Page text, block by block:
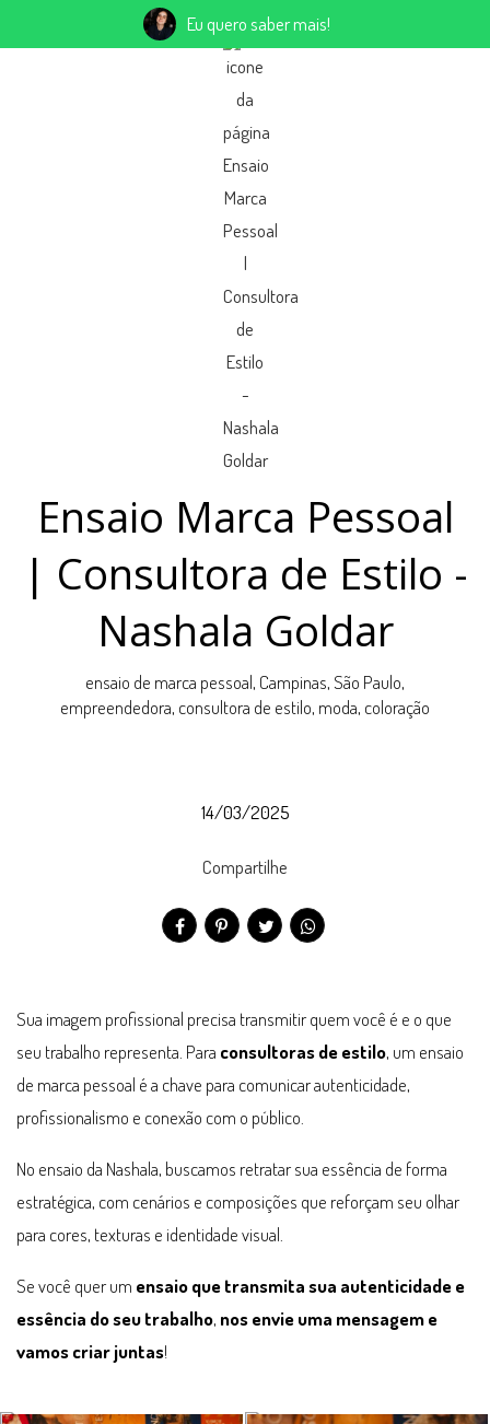
Ensaio Marca Pessoal
| Consultora de Estilo -
Nashala Goldar
ensaio de marca pessoal, Campinas, São Paulo,
empreendedora, consultora de estilo, moda, coloração
14/03/2025
Compartilhe
Sua imagem profissional precisa transmitir quem você é e o que
seu trabalho representa. Para consultoras de estilo, um ensaio
de marca pessoal é a chave para comunicar autenticidade,
profissionalismo e conexão com o público.
No ensaio da Nashala, buscamos retratar sua essência de forma
estratégica, com cenários e composições que reforçam seu olhar
para cores, texturas e identidade visual.
Se você quer um ensaio que transmita sua autenticidade e
essência do seu trabalho, nos envie uma mensagem e
vamos criar juntas!
Eu quero saber mais!